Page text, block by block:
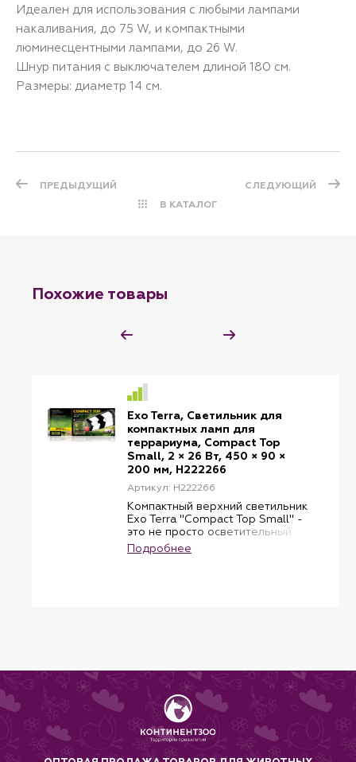
Идеален для использования с любыми лампами
накаливания, до 75 W, и компактными
люминесцентными лампами, до 26 W.
Шнур питания с выключателем длиной 180 см.
Размеры: диаметр 14 см.
ПРЕДЫДУЩИЙ
В КАТАЛОГ
СЛЕДУЮЩИЙ
Похожие товары
Exo Terra, Светильник для
компактных ламп для
террариума, Compact Top
Small, 2 × 26 Вт, 450 × 90 ×
200 мм, H222266
Артикул: H222266
Компактный верхний светильник
Exo Terra "Compact Top Small" -
это не просто осветительный
прибор, это важная деталь в
создании идеальной среды
компактных люминесцентных и
светодиодных ламп позволяет
настраивать сценарии
освещения с использованием
различных ламп, создавая
более аутентичную природную
обстановку.
Подробнее